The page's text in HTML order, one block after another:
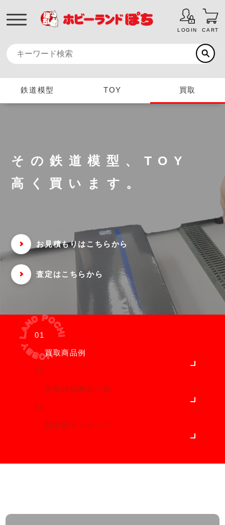
LOGIN CART
鉄道模型 TOY 買取
その鉄道模型、TOY
高く買います。
お見積もりはこちらから
査定はこちらから
01
買取商品例
02
買取強化商品一覧
03
買取簡単ステップ